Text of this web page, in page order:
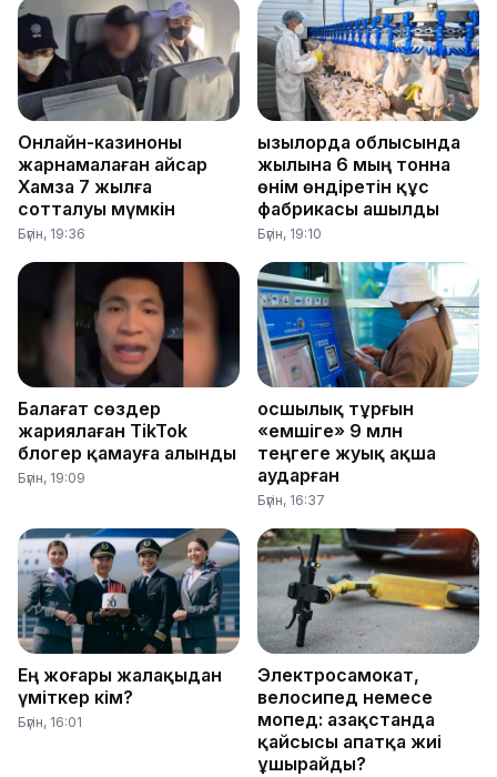
Онлайн-казиноны
жарнамалаған Қайсар
Хамза 7 жылға
сотталуы мүмкін
Бүгін, 19:36
Қызылорда облысында
жылына 6 мың тонна
өнім өндіретін құс
фабрикасы ашылды
Бүгін, 19:10
Балағат сөздер
жариялаған TikTok
блогер қамауға алынды
Бүгін, 19:09
Қосшылық тұрғын
«емшіге» 9 млн
теңгеге жуық ақша
аударған
Бүгін, 16:37
Ең жоғары жалақыдан
үміткер кім?
Бүгін, 16:01
Электросамокат,
велосипед немесе
мопед: Қазақстанда
қайсысы апатқа жиі
ұшырайды?